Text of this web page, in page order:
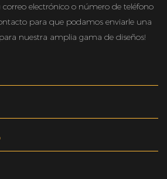
correo electrónico o número de teléfono
para que podamos enviarle una
nuestra amplia gama de diseños!